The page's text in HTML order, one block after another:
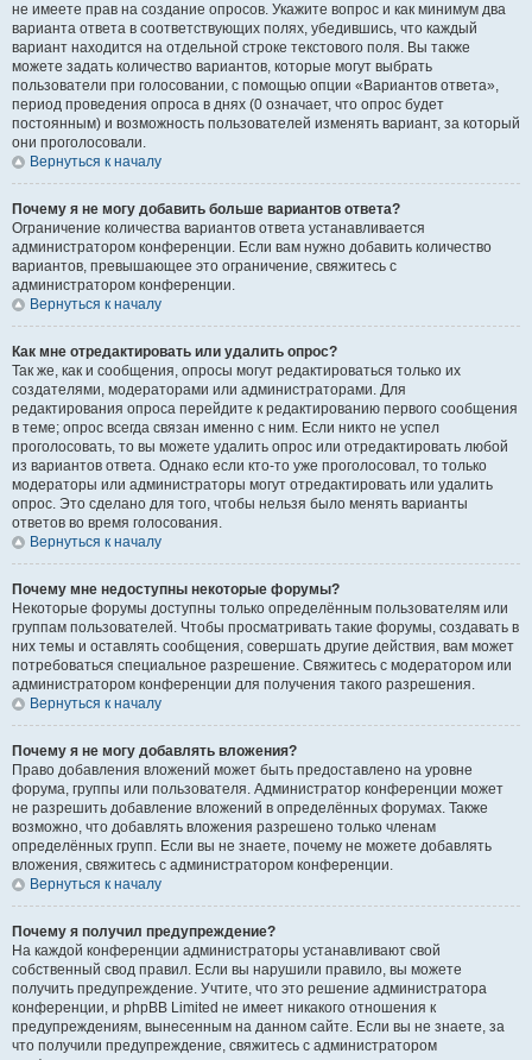
не имеете прав на создание опросов. Укажите вопрос и как минимум два
варианта ответа в соответствующих полях, убедившись, что каждый
вариант находится на отдельной строке текстового поля. Вы также
можете задать количество вариантов, которые могут выбрать
пользователи при голосовании, с помощью опции «Вариантов ответа»,
период проведения опроса в днях (0 означает, что опрос будет
постоянным) и возможность пользователей изменять вариант, за который
они проголосовали.
Вернуться к началу
Почему я не могу добавить больше вариантов ответа?
Ограничение количества вариантов ответа устанавливается
администратором конференции. Если вам нужно добавить количество
вариантов, превышающее это ограничение, свяжитесь с
администратором конференции.
Вернуться к началу
Как мне отредактировать или удалить опрос?
Так же, как и сообщения, опросы могут редактироваться только их
создателями, модераторами или администраторами. Для
редактирования опроса перейдите к редактированию первого сообщения
в теме; опрос всегда связан именно с ним. Если никто не успел
проголосовать, то вы можете удалить опрос или отредактировать любой
из вариантов ответа. Однако если кто-то уже проголосовал, то только
модераторы или администраторы могут отредактировать или удалить
опрос. Это сделано для того, чтобы нельзя было менять варианты
ответов во время голосования.
Вернуться к началу
Почему мне недоступны некоторые форумы?
Некоторые форумы доступны только определённым пользователям или
группам пользователей. Чтобы просматривать такие форумы, создавать в
них темы и оставлять сообщения, совершать другие действия, вам может
потребоваться специальное разрешение. Свяжитесь с модератором или
администратором конференции для получения такого разрешения.
Вернуться к началу
Почему я не могу добавлять вложения?
Право добавления вложений может быть предоставлено на уровне
форума, группы или пользователя. Администратор конференции может
не разрешить добавление вложений в определённых форумах. Также
возможно, что добавлять вложения разрешено только членам
определённых групп. Если вы не знаете, почему не можете добавлять
вложения, свяжитесь с администратором конференции.
Вернуться к началу
Почему я получил предупреждение?
На каждой конференции администраторы устанавливают свой
собственный свод правил. Если вы нарушили правило, вы можете
получить предупреждение. Учтите, что это решение администратора
конференции, и phpBB Limited не имеет никакого отношения к
предупреждениям, вынесенным на данном сайте. Если вы не знаете, за
что получили предупреждение, свяжитесь с администратором